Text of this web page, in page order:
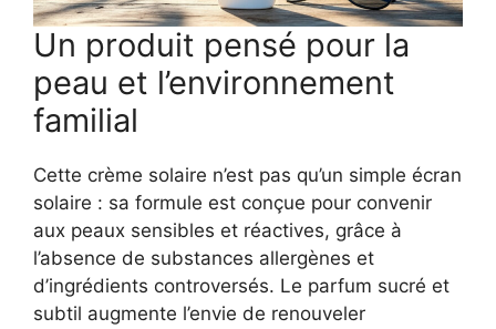
Un produit pensé pour la
peau et l’environnement
familial
Cette crème solaire n’est pas qu’un simple écran
solaire : sa formule est conçue pour convenir
aux peaux sensibles et réactives, grâce à
l’absence de substances allergènes et
d’ingrédients controversés. Le parfum sucré et
subtil augmente l’envie de renouveler